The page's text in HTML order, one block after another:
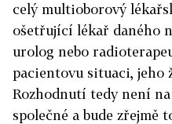
celý multioborový
ošetřující lékař daného
urolog nebo
pacientovu situaci, jeho
Rozhodnutí tedy není
společné a bude zřejmě